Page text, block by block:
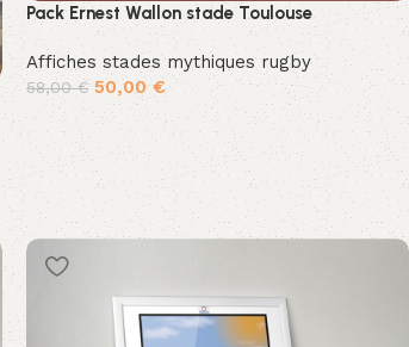
Pack Ernest Wallon stade Toulouse
Affiches stades mythiques rugby
58,00€ 50,00€
Ajouter au panier